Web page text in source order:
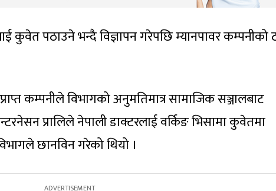
कुवेत पठाउने भन्दै विज्ञापन गरेपछि म्यानपावर कम्पनीको
कम्पनीले विभागको अनुमतिमात्र सामाजिक सञ्जालबाट
प्रालिले नेपाली डाक्टरलाई वर्किङ भिसामा कुवेतमा
छानविन गरेको थियो ।